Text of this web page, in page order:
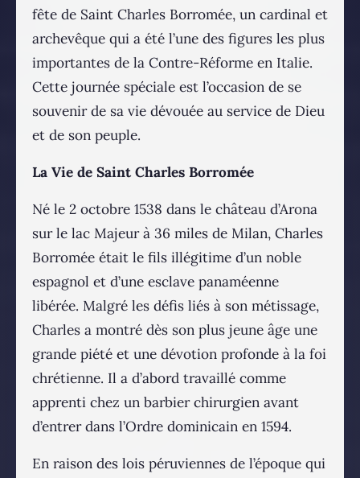
fête de Saint Charles Borromée, un cardinal et
archevêque qui a été l’une des figures les plus
importantes de la Contre-Réforme en Italie.
Cette journée spéciale est l’occasion de se
souvenir de sa vie dévouée au service de Dieu
et de son peuple.
La Vie de Saint Charles Borromée
Né le 2 octobre 1538 dans le château d’Arona
sur le lac Majeur à 36 miles de Milan, Charles
Borromée était le fils illégitime d’un noble
espagnol et d’une esclave panaméenne
libérée. Malgré les défis liés à son métissage,
Charles a montré dès son plus jeune âge une
grande piété et une dévotion profonde à la foi
chrétienne. Il a d’abord travaillé comme
apprenti chez un barbier chirurgien avant
d’entrer dans l’Ordre dominicain en 1594.
En raison des lois péruviennes de l’époque qui